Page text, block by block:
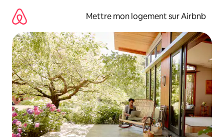
directement
contenu
Mettre mon logement sur Airbnb